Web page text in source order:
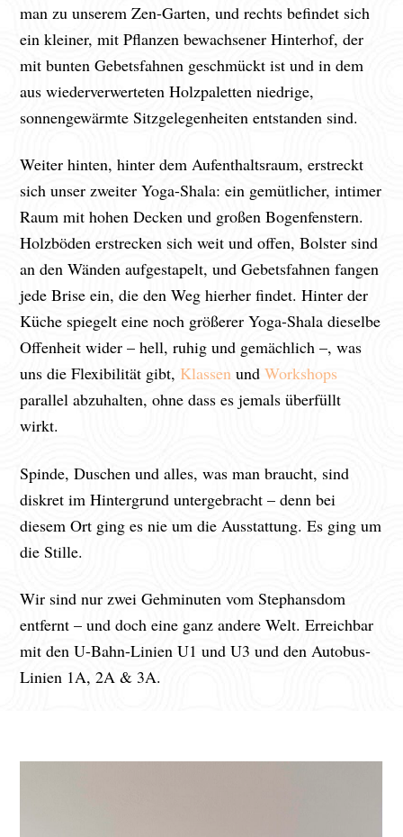
man zu unserem Zen-Garten, und rechts befindet sich
ein kleiner, mit Pflanzen bewachsener Hinterhof, der
mit bunten Gebetsfahnen geschmückt ist und in dem
aus wiederverwerteten Holzpaletten niedrige,
sonnengewärmte Sitzgelegenheiten entstanden sind.
Weiter hinten, hinter dem Aufenthaltsraum, erstreckt
sich unser zweiter Yoga-Shala: ein gemütlicher, intimer
Raum mit hohen Decken und großen Bogenfenstern.
Holzböden erstrecken sich weit und offen, Bolster sind
an den Wänden aufgestapelt, und Gebetsfahnen fangen
jede Brise ein, die den Weg hierher findet. Hinter der
Küche spiegelt eine noch größerer Yoga-Shala dieselbe
Offenheit wider – hell, ruhig und gemächlich –, was
uns die Flexibilität gibt, Klassen undWorkshops
parallel abzuhalten, ohne dass es jemals überfüllt
wirkt.
Spinde, Duschen und alles, was man braucht, sind
diskret im Hintergrund untergebracht – denn bei
diesem Ort ging es nie um die Ausstattung. Es ging um
die Stille.
Wir sind nur zwei Gehminuten vom Stephansdom
entfernt – und doch eine ganz andere Welt. Erreichbar
mit den U-Bahn-Linien U1 und U3 und den Autobus-
Linien 1A, 2A & 3A.